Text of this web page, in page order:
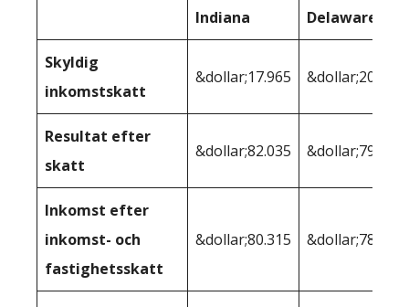
Indiana Delaware
Skyldig
inkomstskatt
&dollar;17.965 &dollar;20.130
Resultat efter
skatt
&dollar;82.035 &dollar;79.870
Inkomst efter
inkomst- och
fastighetsskatt
&dollar;80.315 &dollar;78,106